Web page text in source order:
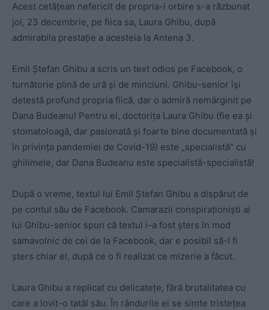
Acest cetățean nefericit de propria-i orbire s-a răzbunat
joi, 23 decembrie, pe fiica sa, Laura Ghibu, după
admirabila prestație a acesteia la Antena 3.
Emil Ștefan Ghibu a scris un text odios pe Facebook, o
turnătorie plină de ură și de minciuni. Ghibu-senior își
detestă profund propria fiică, dar o admiră nemărginit pe
Dana Budeanu! Pentru el, doctorița Laura Ghibu (fie ea și
stomatoloagă, dar pasionată și foarte bine documentată și
în privința pandemiei de Covid-19) este „specialistă” cu
ghilimele, dar Dana Budeanu este specialistă-specialistă!
După o vreme, textul lui Emil Ștefan Ghibu a dispărut de
pe contul său de Facebook. Camarazii conspiraționiști ai
lui Ghibu-senior spun că textul i-a fost șters în mod
samavolnic de cei de la Facebook, dar e posibil să-l fi
șters chiar el, după ce o fi realizat ce mizerie a făcut.
Laura Ghibu a replicat cu delicatețe, fără brutalitatea cu
care a lovit-o tatăl său. În rândurile ei se simte tristețea